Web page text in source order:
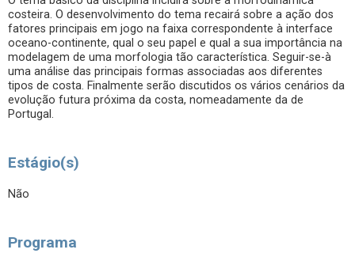
costeira. O desenvolvimento do tema recairá sobre a ação dos
fatores principais em jogo na faixa correspondente à interface
oceano-continente, qual o seu papel e qual a sua importância na
modelagem de uma morfologia tão característica. Seguir-se-à
uma análise das principais formas associadas aos diferentes
tipos de costa. Finalmente serão discutidos os vários cenários da
evolução futura próxima da costa, nomeadamente da de
Portugal.
Estágio(s)
Não
Programa